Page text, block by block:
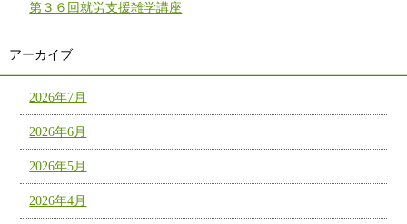
第３６回就労支援雑学講座
アーカイブ
2026年7月
2026年6月
2026年5月
2026年4月